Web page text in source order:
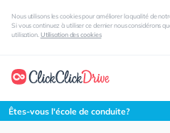
Nous utilisons les cookies pour améliorer la qualité de
Si vous continuez à utiliser ce dernier nous considérons
utilisation. Utilisation des cookies
Êtes-vous l'école de conduite?